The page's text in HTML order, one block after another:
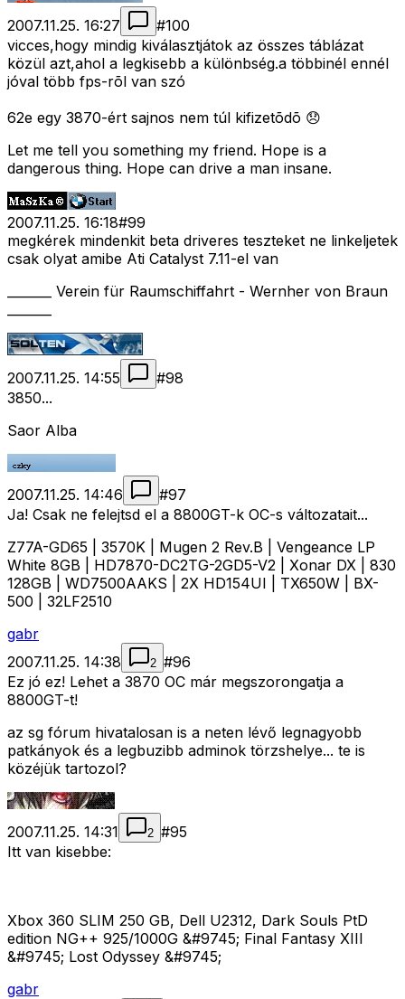
2007.11.25. 16:27 #100
vicces,hogy mindig kiválasztjátok az összes táblázat
közül azt,ahol a legkisebb a különbség.a többinél ennél
jóval több fps-rõl van szó
62e egy 3870-ért sajnos nem túl kifizetõdõ 😞
Let me tell you something my friend. Hope is a
dangerous thing. Hope can drive a man insane.
2007.11.25. 16:18#99
megkérek mindenkit beta driveres teszteket ne linkeljetek
csak olyat amibe Ati Catalyst 7.11-el van
_______ Verein für Raumschiffahrt - Wernher von Braun
2007.11.25. 14:55 #98
3850...
Saor Alba
2007.11.25. 14:46 #97
Ja! Csak ne felejtsd el a 8800GT-k OC-s változatait...
Z77A-GD65 | 3570K | Mugen 2 Rev.B | Vengeance LP
White 8GB | HD7870-DC2TG-2GD5-V2 | Xonar DX | 830
128GB | WD7500AAKS | 2X HD154UI | TX650W | BX-
500 | 32LF2510
gabr
2007.11.25. 14:38
2 #96
Ez jó ez! Lehet a 3870 OC már megszorongatja a
8800GT-t!
az sg fórum hivatalosan is a neten lévő legnagyobb
patkányok és a legbuzibb adminok törzshelye... te is
közéjük tartozol?
2007.11.25. 14:31 2 #95
Itt van kisebbe:
Xbox 360 SLIM 250 GB, Dell U2312, Dark Souls PtD
edition NG++ 925/1000G &#9745; Final Fantasy XIII
&#9745; Lost Odyssey &#9745;
gabr